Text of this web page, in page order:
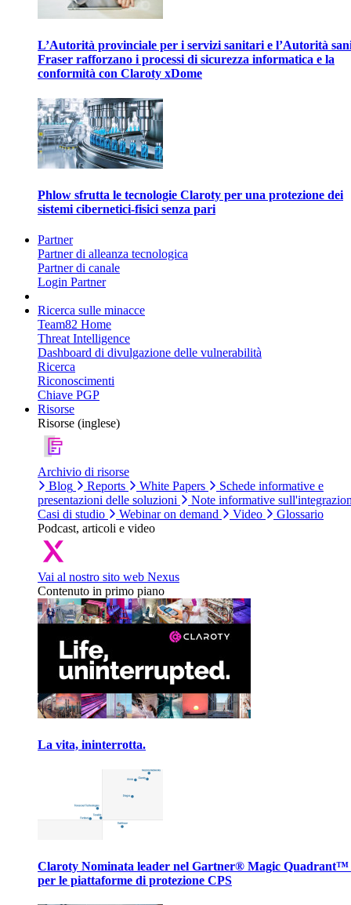
L’Autorità provinciale per i servizi sanitari e l’Autorità
Fraser rafforzano i processi di sicurezza informatica e la
conformità con Claroty xDome
Phlow sfrutta le tecnologie Claroty per una protezione dei
sistemi cibernetici-fisici senza pari
Partner
Partner di alleanza tecnologica
Partner di canale
Login Partner
Ricerca sulle minacce
Team82 Home
Threat Intelligence
Dashboard di divulgazione delle vulnerabilità
Ricerca
Riconoscimenti
Chiave PGP
Risorse
Risorse (inglese)
Archivio di risorse
Blog
Reports White Papers
Schede informative e
presentazioni delle soluzioni
Note informative
Casi di studio
Webinar on demand Video
Glossario
Podcast, articoli e video
Vai al nostro sito web Nexus
Contenuto in primo piano
La vita, ininterrotta.
Claroty Nominata leader nel Gartner® Magic Quadrant™
per le piattaforme di protezione CPS